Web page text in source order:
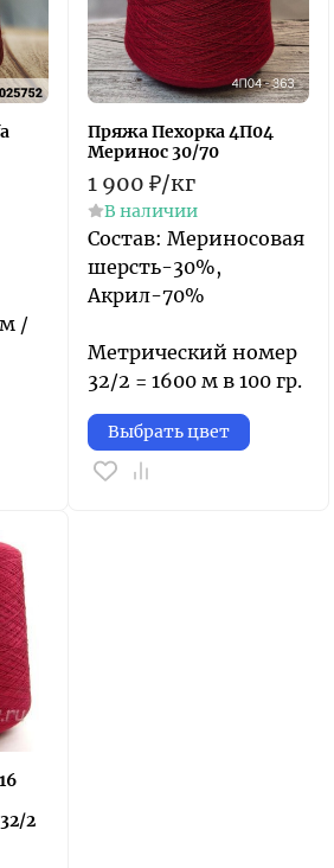
/
Пряжа Пехорка 4П04
Меринос 30/70
1 900 ₽/кг
В наличии
Состав: Мериносовая
шерсть-30%,
Акрил-70%
Метрический номер
32/2 = 1600 м в 100 гр.
Выбрать цвет
2